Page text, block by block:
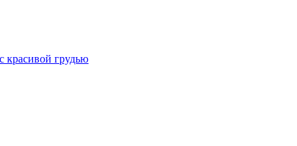
красивой грудью